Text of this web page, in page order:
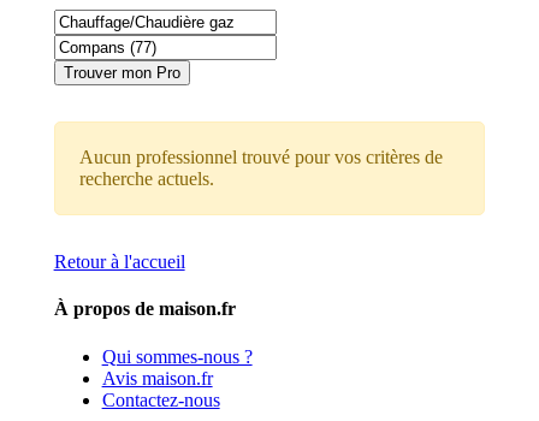
Trouver mon Pro
Aucun professionnel trouvé pour vos critères de
recherche actuels.
Retour à l'accueil
À propos de maison.fr
Qui sommes-nous ?
Avis maison.fr
Contactez-nous